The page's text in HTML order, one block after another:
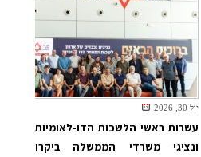
יול 30, 2026
עשרות ראשי הלשכות הדו-לאומיות
ונציגי משרדי הממשלה ביקרו